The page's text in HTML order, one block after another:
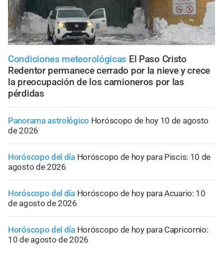
Condiciones meteorológicas El Paso Cristo
Redentor permanece cerrado por la nieve y crece
la preocupación de los camioneros por las
pérdidas
Panorama astrológico Horóscopo de hoy 10 de agosto
de 2026
Horóscopo del día Horóscopo de hoy para Piscis: 10 de
agosto de 2026
Horóscopo del día Horóscopo de hoy para Acuario: 10
de agosto de 2026
Horóscopo del día Horóscopo de hoy para Capricornio:
10 de agosto de 2026